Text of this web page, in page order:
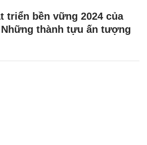
triển bền vững 2024 của
Những thành tựu ấn tượng